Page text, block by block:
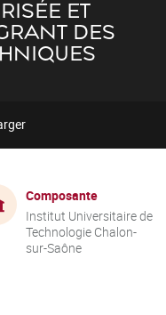
ET
DES
Composante
Institut Universitaire de
Technologie Chalon-
sur-Saône